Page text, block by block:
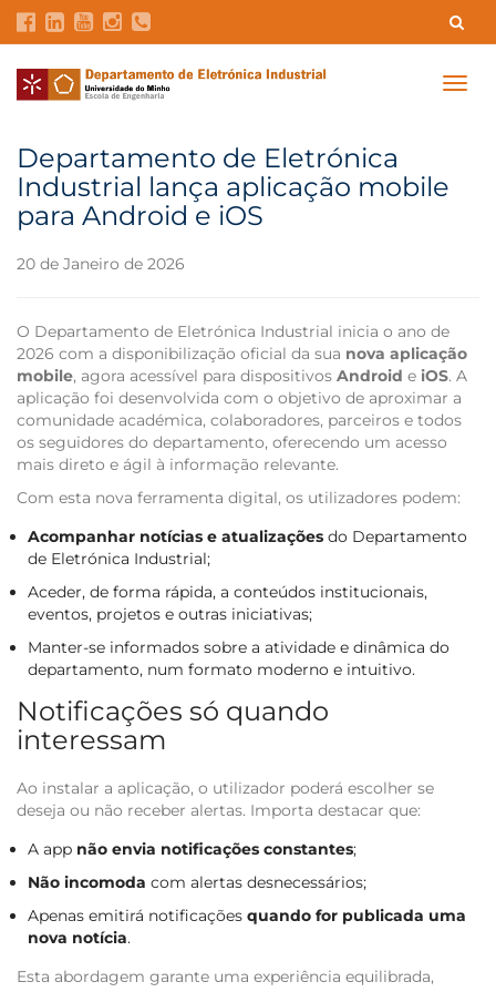
Contatos Intranet GDMI UMinho
Departamento de Eletrónica
Industrial lança aplicação mobile
para Android e iOS
20 de Janeiro de 2026
O Departamento de Eletrónica Industrial inicia o ano de
2026 com a disponibilização oficial da sua nova aplicação
mobile, agora acessível para dispositivos Android e iOS. A
aplicação foi desenvolvida com o objetivo de aproximar a
comunidade académica, colaboradores, parceiros e todos
os seguidores do departamento, oferecendo um acesso
mais direto e ágil à informação relevante.
Com esta nova ferramenta digital, os utilizadores podem:
Acompanhar notícias e atualizações do Departamento
de Eletrónica Industrial;
Aceder, de forma rápida, a conteúdos institucionais,
eventos, projetos e outras iniciativas;
Manter-se informados sobre a atividade e dinâmica do
departamento, num formato moderno e intuitivo.
Notificações só quando
interessam
Ao instalar a aplicação, o utilizador poderá escolher se
deseja ou não receber alertas. Importa destacar que:
A app não envia notificações constantes;
Não incomoda com alertas desnecessários;
Apenas emitirá notificações quando for publicada uma
nova notícia.
Esta abordagem garante uma experiência equilibrada,